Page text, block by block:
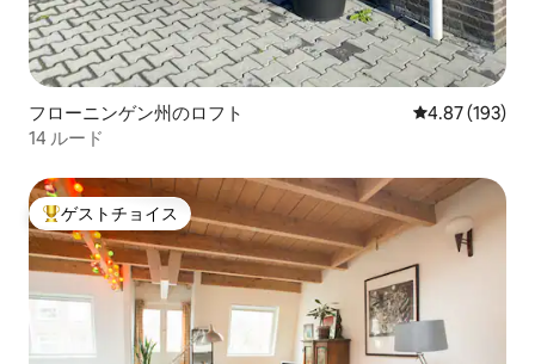
フローニンゲン州のロフト レビュー193
4.87 (193)
14 ルード
大好評のゲストチョイスです。
ゲストチョイス